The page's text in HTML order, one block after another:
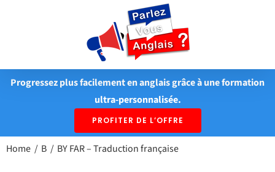
Progressez plus facilement en anglais grâce à une formation
ultra-personnalisée.
PROFITER DE L’OFFRE
Home B BY FAR – Traduction française